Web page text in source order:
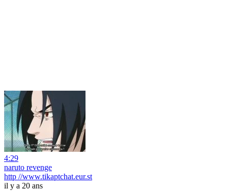
4:29
naruto revenge
http //www.tikaptchat.eur.st
il y a 20 ans